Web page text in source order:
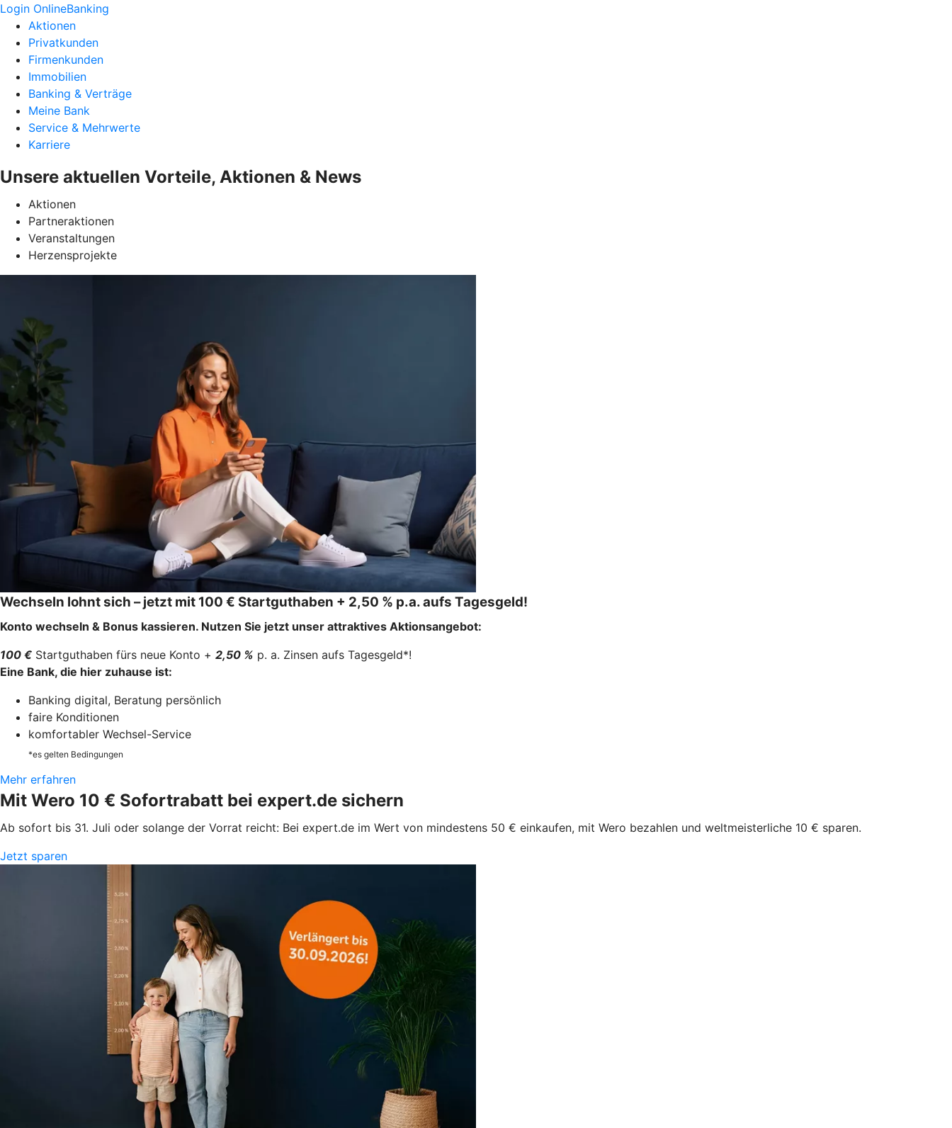
Login OnlineBanking
Aktionen
Privatkunden
Firmenkunden
Immobilien
Banking & Verträge
Meine Bank
Service & Mehrwerte
Karriere
Unsere aktuellen Vorteile, Aktionen & News
Aktionen
Partneraktionen
Veranstaltungen
Herzensprojekte
Wechseln lohnt sich – jetzt mit 100 € Startguthaben + 2,50 % p.a. aufs Tagesgeld!
Konto wechseln & Bonus kassieren.­ Nutzen Sie jetzt unser attraktives Aktionsangebot:
100 € Startguthaben fürs neue Konto + 2,50 % p. a. Zinsen aufs Tagesgeld*!
Eine Bank, die hier zuhause ist:
Banking digital, Beratung persönlich
faire Konditionen
komfortabler Wechsel-Service
*es gelten Bedingungen
Mehr erfahren
Mit Wero 10 € Sofortrabatt bei expert.de sichern
Ab sofort bis 31. Juli oder solange der Vorrat reicht: Bei expert.de im Wert von mindestens 50 € einkaufen, mit Wero bezahlen und weltmeisterliche 10 € sparen.
Jetzt sparen